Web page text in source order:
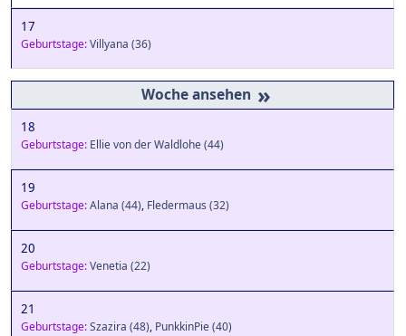
17
Geburtstage:Villyana (36)
»
18
Geburtstage: Ellie von der Waldlohe(44)
19
Geburtstage:Alana (44), Fledermaus (32)
20
Geburtstage:Venetia (22)
21
Geburtstage:Szazira (48), PunkkinPie(40)